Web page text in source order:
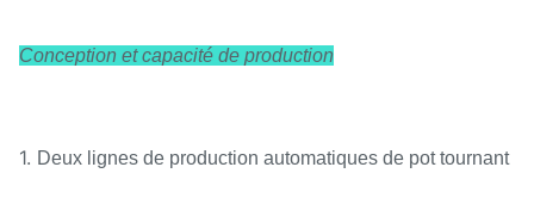
Conception et capacité de production
1. Deux lignes de production automatiques de pot tournant